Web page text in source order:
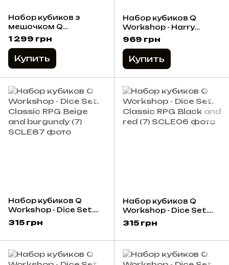
Набор кубиков з
мешочком Q
Workshop - Harry
Potter. Slytherin Dice &
Pouch
1 299 грн
Купить
Набор кубиков Q
Workshop - Harry
Potter. Slytherin
Modern Dice Set -
White
969 грн
Купить
Набор кубиков Q
Workshop - Dice Set.
Classic RPG Beige and
burgundy (7)
315 грн
Набор кубиков Q
Workshop - Dice Set.
Classic RPG Black and
red (7)
315 грн